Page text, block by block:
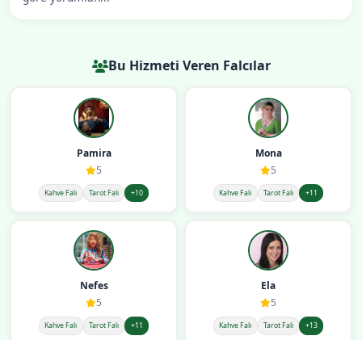
Bu Hizmeti Veren Falcılar
Pamira
5
Kahve Falı Tarot Falı +10
Mona
5
Kahve Falı Tarot Falı +11
Nefes
5
Kahve Falı Tarot Falı +11
Ela
5
Kahve Falı Tarot Falı +13